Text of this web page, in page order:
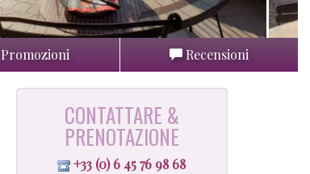
Promozioni Recensioni
CONTATTARE &
PRENOTAZIONE
+33 (0) 6 45 76 98 68